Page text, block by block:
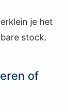
je het
stock.
of